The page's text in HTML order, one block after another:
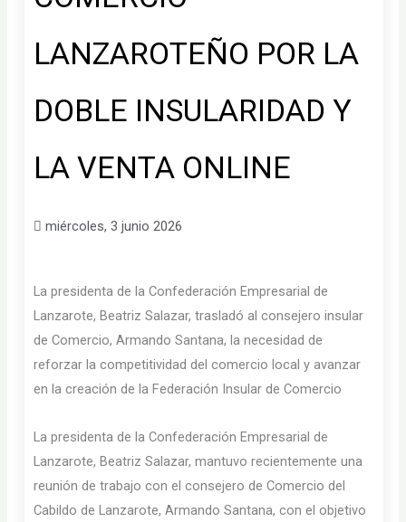
LANZAROTEÑO POR LA
DOBLE INSULARIDAD Y
LA VENTA ONLINE
miércoles, 3 junio 2026
La presidenta de la Confederación Empresarial de
Lanzarote, Beatriz Salazar, trasladó al consejero insular
de Comercio, Armando Santana, la necesidad de
reforzar la competitividad del comercio local y avanzar
en la creación de la Federación Insular de Comercio
La presidenta de la Confederación Empresarial de
Lanzarote, Beatriz Salazar, mantuvo recientemente una
reunión de trabajo con el consejero de Comercio del
Cabildo de Lanzarote, Armando Santana, con el objetivo